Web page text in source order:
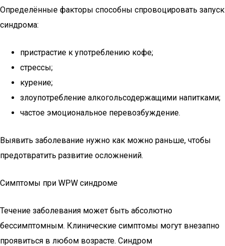
Определённые факторы способны спровоцировать запуск
синдрома:
пристрастие к употреблению кофе;
стрессы;
курение;
злоупотребление алкогольсодержащими напитками;
частое эмоциональное перевозбуждение.
Выявить заболевание нужно как можно раньше, чтобы
предотвратить развитие осложнений.
Симптомы при WPW синдроме
Течение заболевания может быть абсолютно
бессимптомным. Клинические симптомы могут внезапно
проявиться в любом возрасте. Синдром